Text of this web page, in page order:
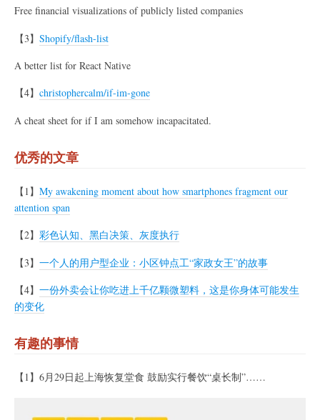
Free financial visualizations of publicly listed companies
【3】 Shopify/flash-list
A better list for React Native
【4】 christophercalm/if-im-gone
A cheat sheet for if I am somehow incapacitated.
优秀的文章
【1】 My awakening moment about how smartphones fragment our
attention span
【2】 彩色认知、黑白决策、灰度执行
【3】 一个人的用户型企业：小区钟点工“家政女王”的故事
【4】 一份外卖会让你吃进上千亿颗微塑料，这是你身体可能发生
的变化
有趣的事情
【1】6月29日起上海恢复堂食 鼓励实行餐饮“桌长制”……